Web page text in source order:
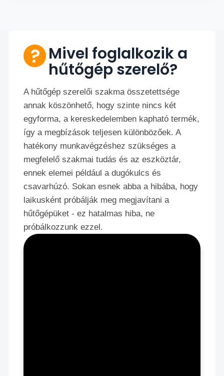
Mivel foglalkozik a
hűtőgép szerelő?
A hűtőgép szerelői szakma összetettsége
annak köszönhető, hogy szinte nincs két
egyforma, a kereskedelemben kapható termék,
így a megbízások teljesen különbözőek. A
hatékony munkavégzéshez szükséges a
megfelelő szakmai tudás és az eszköztár,
ennek elemei például a dugókulcs és
csavarhúzó. Sokan esnek abba a hibába, hogy
laikusként próbálják meg megjavítani a
hűtőgépüket - ez hatalmas hiba, ne
próbálkozzunk ezzel.